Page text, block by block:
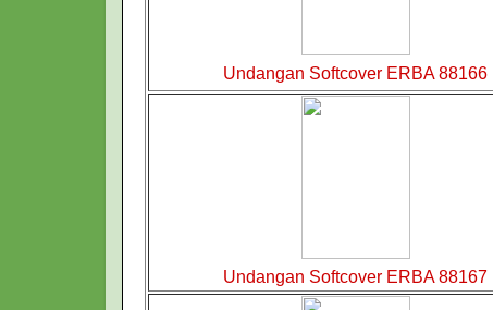
Undangan Softcover ERBA 88166
Undangan Softcover ERBA 88167